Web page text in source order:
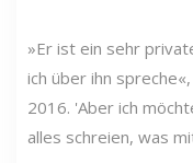
»Er ist ein sehr
ich über ihn
2016. 'Aber ich
alles schreien, was